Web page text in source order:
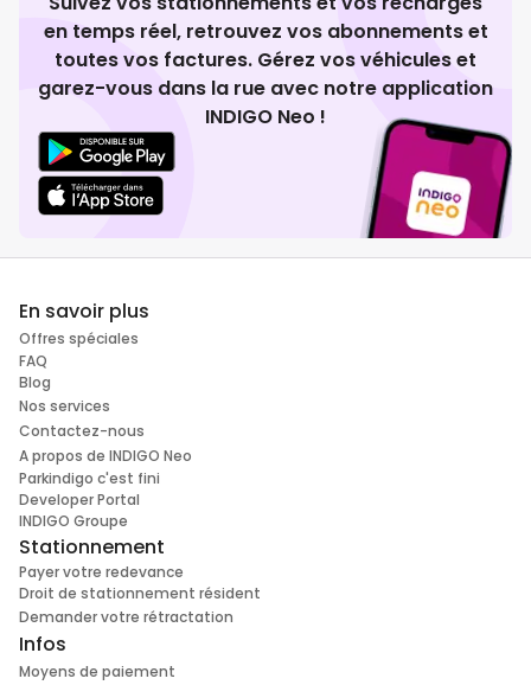
en temps réel, retrouvez vos abonnements et
toutes vos factures. Gérez vos véhicules et
garez-vous dans la rue avec notre application
INDIGO Neo !
En savoir plus
Offres spéciales
FAQ
Blog
Nos services
Contactez-nous
A propos de INDIGO Neo
Parkindigo c'est fini
Developer Portal
INDIGO Groupe
Stationnement
Payer votre redevance
Droit de stationnement résident
Demander votre rétractation
Infos
Moyens de paiement